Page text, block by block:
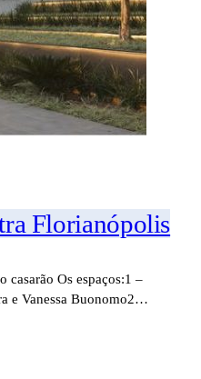
Florianópolis
casarão Os espaços:1 –
e Vanessa Buonomo2…